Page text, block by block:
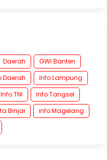
Daerah
GWI Banten
Daerah
Info Lampung
Info TNI
Info Tangsel
Binjai
info Magelang